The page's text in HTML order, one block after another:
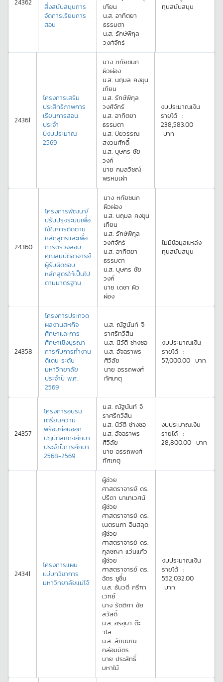
24362
สิ่งสนับสนุนการ
จัดการเรียนการ
สอน
เทียน
น.ส. อาทิตยา
ธรรมตา
น.ส. รักษ์พิกุล
วงศ์จักร์
ทุนสนับสนุน
24361
โครงการเสริม
ประสิทธิภาพการ
เรียนการสอน
ประจำ
ปีงบประมาณ
2569
นาง หทัยชนก
ผิวผ่อง
น.ส. นฤมล คงขุน
เทียน
น.ส. รักษ์พิกุล
วงศ์จักร์
น.ส. อาทิตยา
ธรรมตา
น.ส. ปิยวรรณ
สงวนศักดิ์
น.ส. บุษกร ชัย
วงค์
นาย กมลวิชญ์
พรหมเผ่า
งบประมาณเงิน
รายได้ :
238,583.00
บาท
24360
โครงการพัฒนา/
ปรับปรุงระบบเพื่อ
ใช้ในการติดตาม
หลักสูตรและเพื่อ
การตรวจสอบ
คุณสมบัติอาจารย์
ผู้รับผิดชอบ
หลักสูตรให้เป็นไป
ตามมาตรฐาน
นาง หทัยชนก
ผิวผ่อง
น.ส. นฤมล คงขุน
เทียน
น.ส. รักษ์พิกุล
วงศ์จักร์
น.ส. อาทิตยา
ธรรมตา
น.ส. บุษกร ชัย
วงค์
นาย เดชา ผิว
ผ่อง
ไม่มีข้อมูลแหล่ง
ทุนสนับสนุน
24358
โครงการประกวด
ผลงานสหกิจ
ศึกษาและการ
ศึกษาเชิงบูรณา
การกับการทำงาน
ดีเด่น ระดับ
มหาวิทยาลัย
ประจำปี พ.ศ.
2569
น.ส. ณัฐนันท์ จิ
ราศรีทวีสิน
น.ส. นิวัติ ช่างซอ
น.ส. อัจฉราพร
ศิวิลัย
นาย อรรถพงศ์
ทัศเกตุ
งบประมาณเงิน
รายได้ :
57,000.00 บาท
24357
โครงการอบรม
เตรียมความ
พร้อมก่อนออก
ปฏิบัติสหกิจศึกษา
ประจำปีการศึกษา
2568-2569
น.ส. ณัฐนันท์ จิ
ราศรีทวีสิน
น.ส. นิวัติ ช่างซอ
น.ส. อัจฉราพร
ศิวิลัย
นาย อรรถพงศ์
ทัศเกตุ
งบประมาณเงิน
รายได้ :
28,800.00 บาท
24341
โครงการแผน
แม่บทวิชาการ
มหาวิทยาลัยแม่โจ้
ผู้ช่วย
ศาสตราจารย์ ดร.
ปรีดา นาเทเวศน์
ผู้ช่วย
ศาสตราจารย์ ดร.
เนตรนภา อินสลุด
ผู้ช่วย
ศาสตราจารย์ ดร.
กุลชญา แว่นแก้ว
ผู้ช่วย
ศาสตราจารย์ ดร.
ฉัตร ชูชื่น
น.ส. ธันวดี กรีฑา
เวทย์
นาง รัตติกา ชัย
สวัสดิ์
น.ส. อรอุษา ต๊ะ
วิโล
น.ส. ลักษมณ
กล่อมมิตร
นาย ประสิทธิ์
มหาไม้
งบประมาณเงิน
รายได้ :
552,032.00
บาท